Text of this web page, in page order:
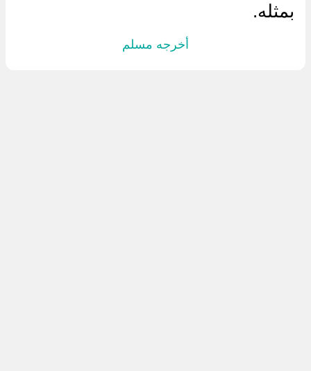
بمثله.
أخرجه مسلم